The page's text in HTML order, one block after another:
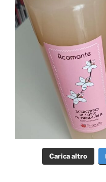
Carica altro